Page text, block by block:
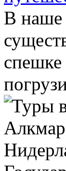
В наше
спешке